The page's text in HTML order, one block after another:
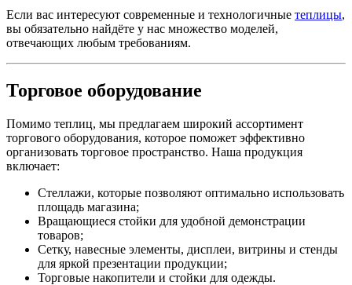
Если вас интересуют современные и технологичные теплицы,
вы обязательно найдёте у нас множество моделей,
отвечающих любым требованиям.
Торговое оборудование
Помимо теплиц, мы предлагаем широкий ассортимент
торгового оборудования, которое поможет эффективно
организовать торговое пространство. Наша продукция
включает:
Стеллажи, которые позволяют оптимально использовать
площадь магазина;
Вращающиеся стойки для удобной демонстрации
товаров;
Сетку, навесные элементы, дисплеи, витрины и стенды
для яркой презентации продукции;
Торговые накопители и стойки для одежды.